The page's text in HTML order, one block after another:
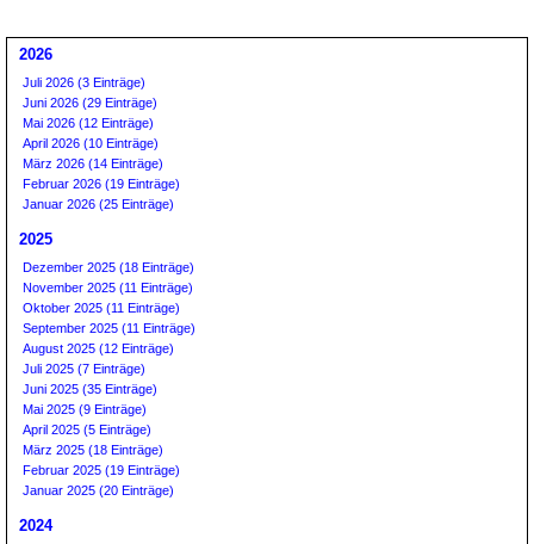
2026
Juli 2026 (3 Einträge)
Juni 2026 (29 Einträge)
Mai 2026 (12 Einträge)
April 2026 (10 Einträge)
März 2026 (14 Einträge)
Februar 2026 (19 Einträge)
Januar 2026 (25 Einträge)
2025
Dezember 2025 (18 Einträge)
November 2025 (11 Einträge)
Oktober 2025 (11 Einträge)
September 2025 (11 Einträge)
August 2025 (12 Einträge)
Juli 2025 (7 Einträge)
Juni 2025 (35 Einträge)
Mai 2025 (9 Einträge)
April 2025 (5 Einträge)
März 2025 (18 Einträge)
Februar 2025 (19 Einträge)
Januar 2025 (20 Einträge)
2024